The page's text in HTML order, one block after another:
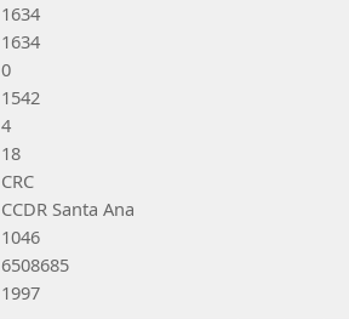
1634
1634
0
1542
4
18
CRC
CCDR Santa Ana
1046
6508685
1997